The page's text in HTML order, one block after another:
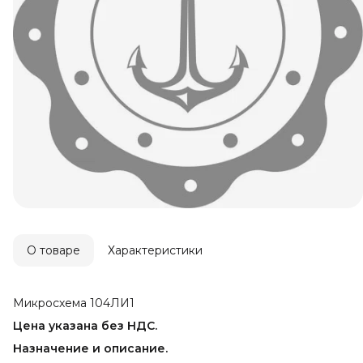
О товаре Характеристики
Микросхема 104ЛИ1
Цена указана без НДС.
Назначение и описание.